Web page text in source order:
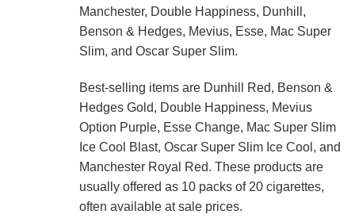
Manchester, Double Happiness, Dunhill,
Benson & Hedges, Mevius, Esse, Mac Super
Slim, and Oscar Super Slim.
Best-selling items are Dunhill Red, Benson &
Hedges Gold, Double Happiness, Mevius
Option Purple, Esse Change, Mac Super Slim
Ice Cool Blast, Oscar Super Slim Ice Cool, and
Manchester Royal Red. These products are
usually offered as 10 packs of 20 cigarettes,
often available at sale prices.